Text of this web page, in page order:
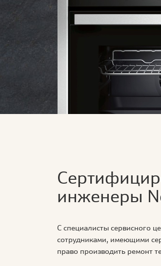
инженеры
С специалисты сервисного
сотрудниками, имеющими
право производить ремонт